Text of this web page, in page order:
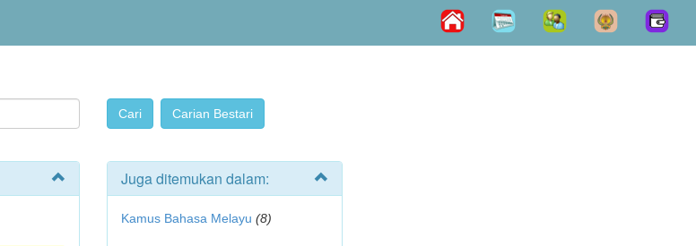
Juga ditemukan dalam:
Kamus Bahasa Melayu (8)